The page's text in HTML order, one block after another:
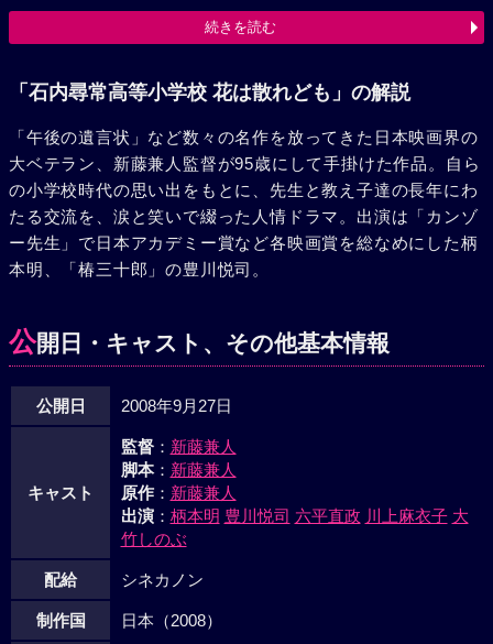
爆に今も苦しむ者…。語っても語り尽くせない人生に良人は
圧倒され、自分の不甲斐なさを思わずにはいられなかった。
問い詰められる。そして、二人は夜の海で関係を持つ。定年
も、生徒たちの声を聞くことを楽しみにしていたのだ。だが
5年後、脳梗塞に倒れる。病床に駆けつけた良人を、呂律が
回らない口で“オマエノドラマヲミテイル、エエモノカケ”と
逆に励ます。だが、闘病の甲斐もなく、やがて亡くなる。良
人はみどりに結婚を申し込むが、みどりは“あなたは脚本家
でしょう。田舎の料亭の主人になるのか”と拒絶。そして良
続きを読む
「石内尋常高等小学校 花は散れども」の解説
「午後の遺言状」など数々の名作を放ってきた日本映画界の
大ベテラン、新藤兼人監督が95歳にして手掛けた作品。自ら
の小学校時代の思い出をもとに、先生と教え子達の長年にわ
たる交流を、涙と笑いで綴った人情ドラマ。出演は「カンゾ
ー先生」で日本アカデミー賞など各映画賞を総なめにした柄
本明、「椿三十郎」の豊川悦司。
公開日・キャスト、その他基本情報
公開日 2008年9月27日
キャスト
監督： 新藤兼人
脚本： 新藤兼人
原作： 新藤兼人
出演： 柄本明 豊川悦司 六平直政 川上麻衣子 大
竹しのぶ
配給 シネカノン
制作国 日本（2008）